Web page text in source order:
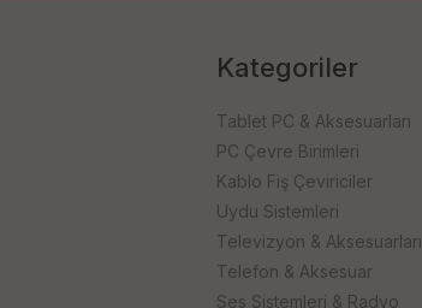
Kategoriler
Tablet PC & Aksesuarları
PC Çevre Birimleri
Kablo Fiş Çeviriciler
Uydu Sistemleri
Televizyon & Aksesuarları
Telefon & Aksesuar
Ses Sistemleri & Radyo